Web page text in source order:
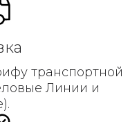
транспортной
Линии и